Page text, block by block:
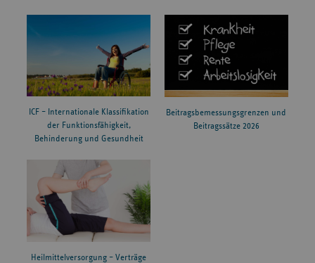
ICF – Internationale Klassifikation
der Funktionsfähigkeit,
Behinderung und Gesundheit
Beitragsbemessungsgrenzen und
Beitragssätze 2026
Heilmittelversorgung – Verträge